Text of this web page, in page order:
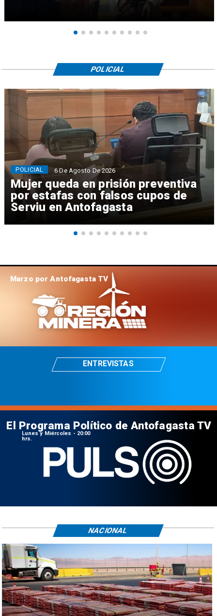
Mujer queda en prisión preventiva
por estafas con falsos cupos de
Serviu en Antofagasta
POLICIAL 6 De Agosto De 2026
POLICIAL
Marzo por Antofagasta TV
ENTREVISTAS
El Programa Político de Antofagasta TV
Lunes y Miércoles - 20:00
hrs.
NACIONAL